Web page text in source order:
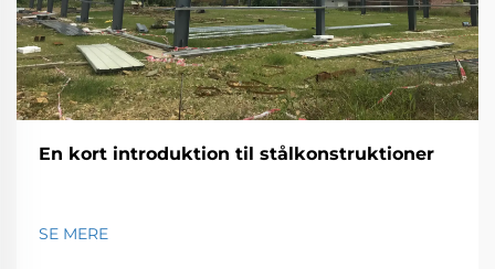
En kort introduktion til stålkonstruktioner
SE MERE